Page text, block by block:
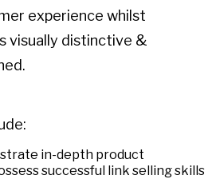
experience whilst
visually distinctive &
in-depth product
successful link selling skills